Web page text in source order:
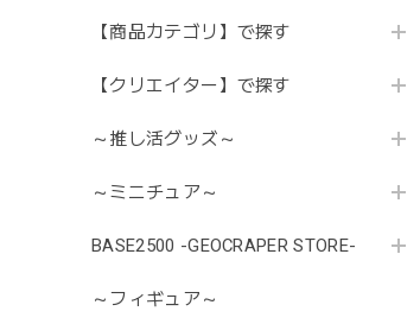
【商品カテゴリ】で探す
【クリエイター】で探す
～推し活グッズ～
～ミニチュア～
BASE2500 -GEOCRAPER STORE-
～フィギュア～